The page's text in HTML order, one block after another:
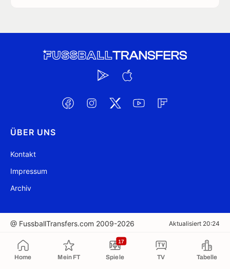
Home Mein FT Spiele
17
TV Tabelle
ÜBER UNS
Kontakt
Impressum
Archiv
@ FussballTransfers.com 2009-2026 Aktualisiert 20:24
In die Zwischenablage kopiert